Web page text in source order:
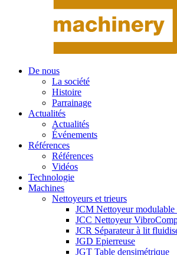
De nous
La société
Histoire
Parrainage
Actualités
Actualités
Événements
Références
Références
Vidéos
Technologie
Machines
Nettoyeurs et trieurs
JCM Nettoyeur
JCC Nettoyeur
JCR Séparateur à lit
JGD Epierreuse
JGT Table densimétrique